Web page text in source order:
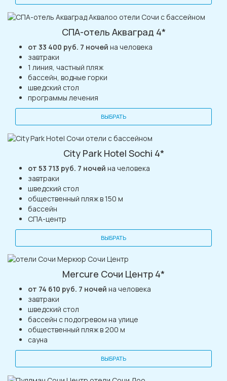
СПА-отель Акваград 4*
от 33 400 руб. 7 ночей на человека
завтраки
1 линия, частный пляж
бассейн, водные горки
шведский стол
программы лечения
ВЫБРАТЬ
City Park Hotel Sochi 4*
от 53 713 руб. 7 ночей на человека
завтраки
шведский стол
общественный пляж в 150 м
бассейн
СПА-центр
ВЫБРАТЬ
Mercure Сочи Центр 4*
от 74 610 руб. 7 ночей на человека
завтраки
шведский стол
бассейн с подогревом на улице
общественный пляж в 200 м
сауна
ВЫБРАТЬ